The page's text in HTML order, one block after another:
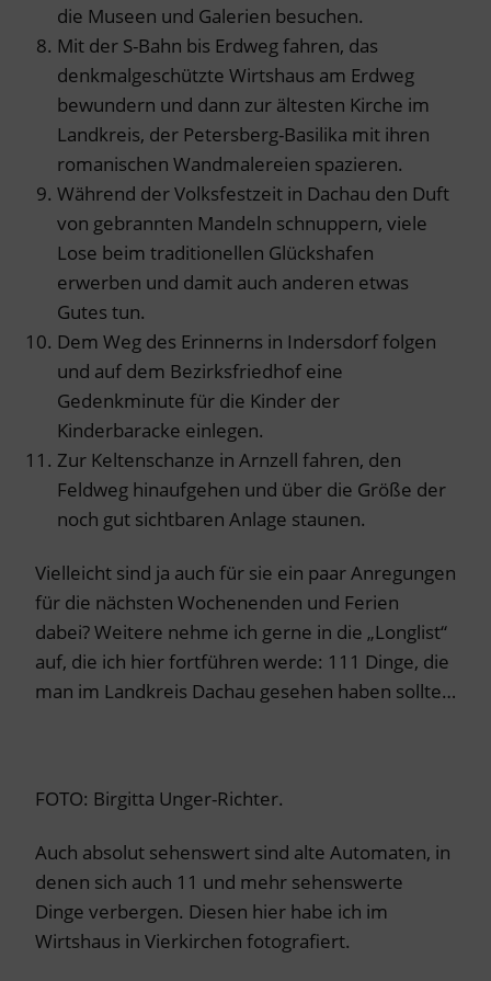
die Museen und Galerien besuchen.
Mit der S-Bahn bis Erdweg fahren, das
denkmalgeschützte Wirtshaus am Erdweg
bewundern und dann zur ältesten Kirche im
Landkreis, der Petersberg-Basilika mit ihren
romanischen Wandmalereien spazieren.
Während der Volksfestzeit in Dachau den Duft
von gebrannten Mandeln schnuppern, viele
Lose beim traditionellen Glückshafen
erwerben und damit auch anderen etwas
Gutes tun.
Dem Weg des Erinnerns in Indersdorf folgen
und auf dem Bezirksfriedhof eine
Gedenkminute für die Kinder der
Kinderbaracke einlegen.
Zur Keltenschanze in Arnzell fahren, den
Feldweg hinaufgehen und über die Größe der
noch gut sichtbaren Anlage staunen.
Vielleicht sind ja auch für sie ein paar Anregungen
für die nächsten Wochenenden und Ferien
dabei? Weitere nehme ich gerne in die „Longlist“
auf, die ich hier fortführen werde: 111 Dinge, die
man im Landkreis Dachau gesehen haben sollte…
FOTO: Birgitta Unger-Richter.
Auch absolut sehenswert sind alte Automaten, in
denen sich auch 11 und mehr sehenswerte
Dinge verbergen. Diesen hier habe ich im
Wirtshaus in Vierkirchen fotografiert.